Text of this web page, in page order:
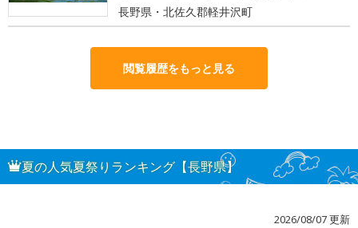
長野県・北佐久郡軽井沢町
閲覧履歴をもっと見る
夏の人気夏祭りランキング【長野県】
2026/08/07 更新